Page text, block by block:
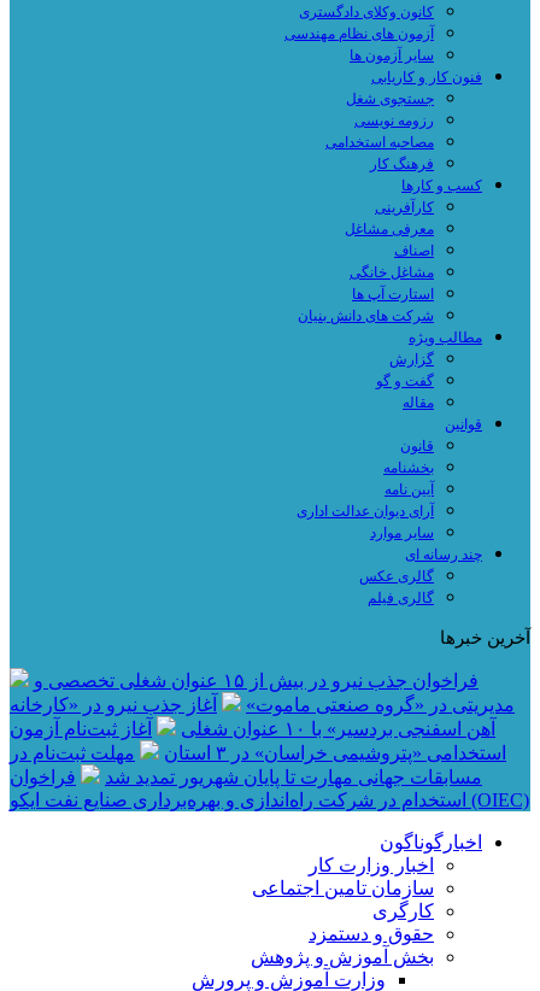
کانون وکلای دادگستری
آزمون های نظام مهندسی
سایر آزمون ها
فنون کار و کاریابی
جستجوی شغل
رزومه نویسی
مصاحبه استخدامی
فرهنگ کار
کسب و کارها
کارآفرینی
معرفی مشاغل
اصناف
مشاغل خانگی
استارت آپ ها
شرکت های دانش بنیان
مطالب ویژه
گزارش
گفت و گو
مقاله
قوانین
قانون
بخشنامه
آیین نامه
آرای دیوان عدالت اداری
سایر موارد
چند رسانه ای
گالری عکس
گالری فیلم
آخرین خبرها
فراخوان جذب نیرو در بیش از ۱۵ عنوان شغلی تخصصی و
مدیریتی در «گروه صنعتی ماموت»
آغاز جذب نیرو در «کارخانه
آهن اسفنجی بردسیر» با ۱۰ عنوان شغلی
آغاز ثبت‌نام آزمون
استخدامی «پتروشیمی خراسان» در ۳ استان
مهلت ثبت‌نام در
مسابقات جهانی مهارت تا پایان شهریور تمدید شد
فراخوان
استخدام در شرکت راه‌اندازی و بهره‌برداری صنایع نفت ایکو (OIEC)
اخبارگوناگون
اخبار وزارت کار
سازمان تامین اجتماعی
کارگری
حقوق و دستمزد
بخش آموزش و پژوهش
وزارت آموزش و پرورش